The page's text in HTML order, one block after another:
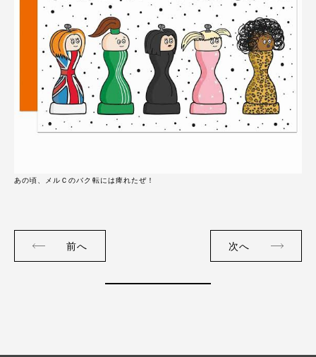
あの頃、メルＣのバク転には痺れたぜ！
前へ 次へ